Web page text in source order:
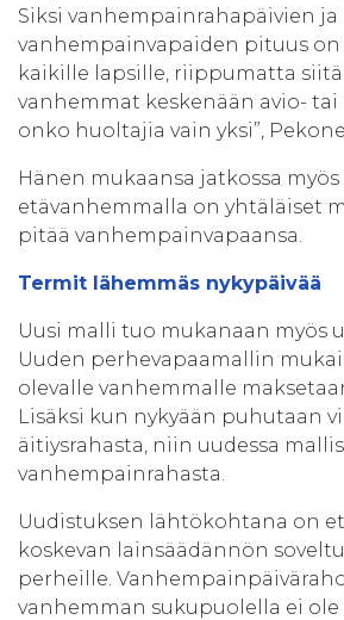
Siksi vanhempainrahapäivien ja
vanhempainvapaiden pituus on
kaikille lapsille, riippumatta
vanhemmat keskenään avio- tai
onko huoltajia vain yksi”,
Hänen mukaansa jatkossa myös
etävanhemmalla on yhtäläiset
pitää vanhempainvapaansa.
Termit lähemmäs nykypäivää
Uusi malli tuo mukanaan myös
Uuden perhevapaamallin
olevalle vanhemmalle
Lisäksi kun nykyään puhutaan
äitiysrahasta, niin uudessa
vanhempainrahasta.
Uudistuksen lähtökohtana on
koskevan lainsäädännön
perheille.
vanhemman sukupuolella ei ole